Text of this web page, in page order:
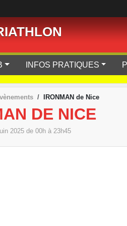
INFOS PRATIQUES
IRONMAN de Nice
DE NICE
2025 de 00h à 23h45